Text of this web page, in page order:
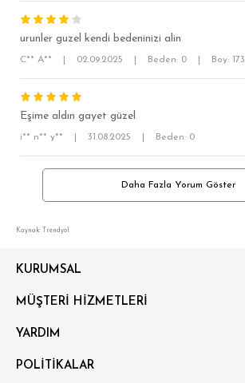
urunler guzel kendi bedeninizi alin
C** A** 02.09.2025 Beden: 0 Boy: 173
Eşime aldın gayet güzel
i** n** y** 31.08.2025 Beden: 0
Daha Fazla Yorum Göster
Kaynak: Trendyol
KURUMSAL
MÜŞTERİ HİZMETLERİ
YARDIM
POLİTİKALAR